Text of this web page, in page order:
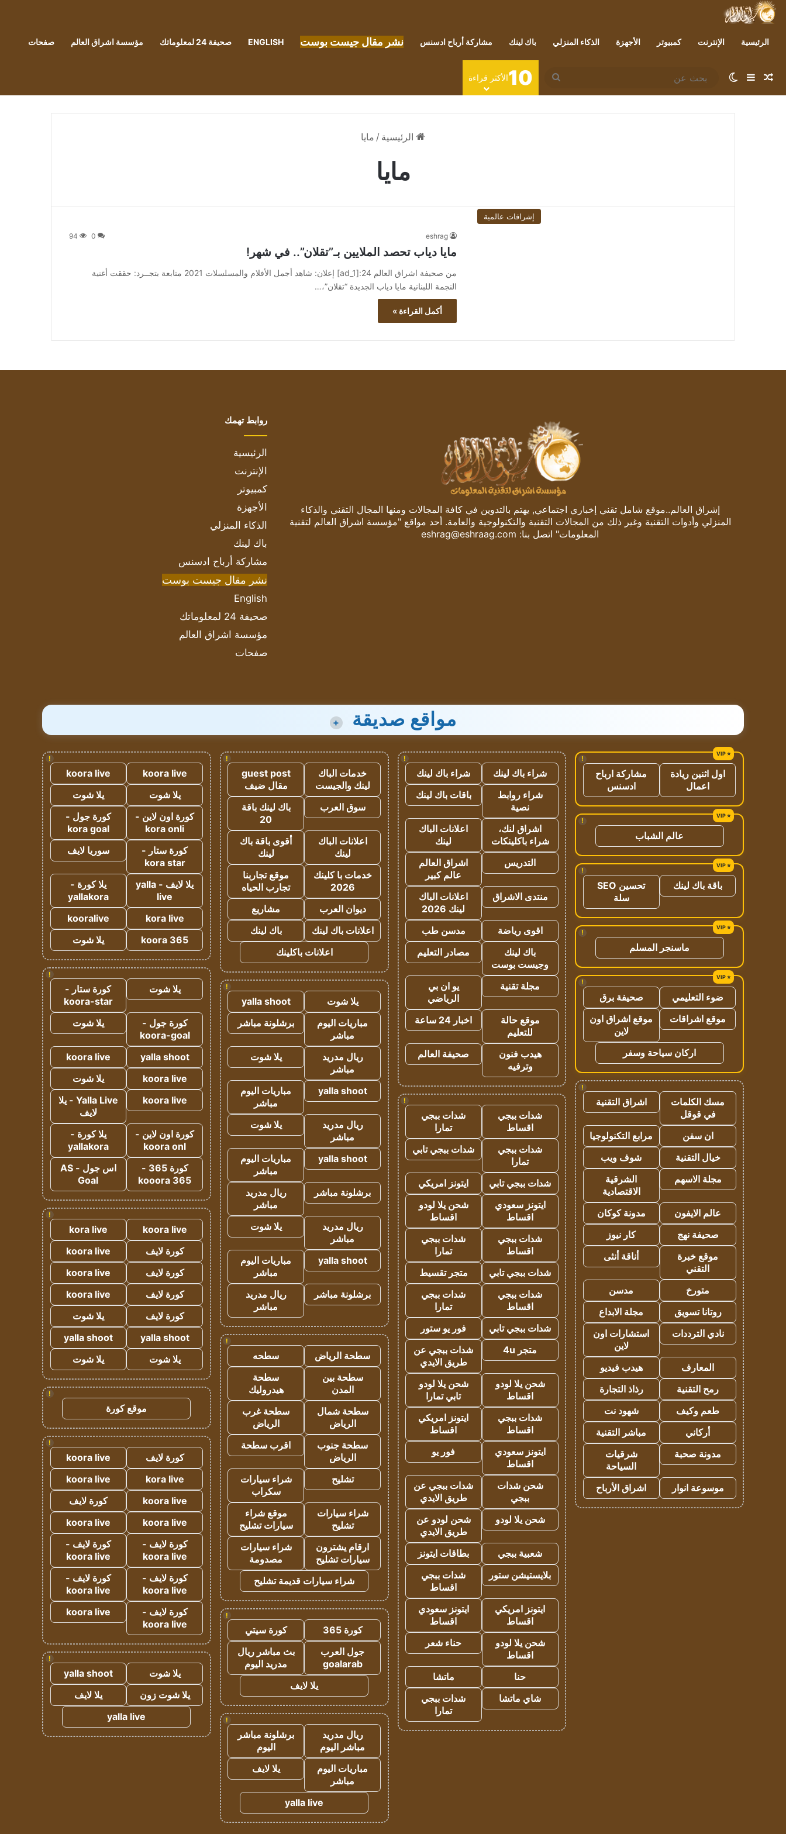
الرئيسية الإنترنت كمبيوتر الأجهزة الذكاء المنزلي باك لينك مشاركة أرباح ادسنس نشر مقال جيست بوست ENGLISH صحيفة 24 لمعلوماتك مؤسسة اشراق العالم صفحات
مقال عشوائي
إضافة عمود جانبي
الوضع المظلم
بحث
عن
10الأكثر قراءة
الرئيسية / مايا
مايا
إشراقات عالمية
eshrag
0
94
مايا دياب تحصد الملايين بـ”تقلان”.. في شهر!
من صحيفة اشراق العالم 24:[ad_1] إعلان: شاهد أجمل الأفلام والمسلسلات 2021 متابعة بتجــرد: حققت أغنية
النجمة اللبنانية مايا دياب الجديدة “تقلان”،…
أكمل القراءة »
إشراق العالم..موقع شامل تقني إخباري اجتماعي, يهتم بالتدوين في كافة المجالات ومنها المجال التقني والذكاء
المنزلي وأدوات التقنية وغير ذلك من المجالات التقنية والتكنولوجية والعامة. أحد مواقع "مؤسسة اشراق العالم لتقنية
المعلومات" اتصل بنا: eshrag@eshraag.com
روابط تهمك
الرئيسية
الإنترنت
كمبيوتر
الأجهزة
الذكاء المنزلي
باك لينك
مشاركة أرباح ادسنس
نشر مقال جيست بوست
English
صحيفة 24 لمعلوماتك
مؤسسة اشراق العالم
صفحات
مواقع صديقة +
!
اول اثنين ريادة
اعمال
مشاركة ارباح
ادسنس
!
عالم الشباب
!
باقة باك لينك
تحسين SEO
سلة
!
ماسنجر المسلم
!
ضوء التعليمي
صحيفة برق
موقع اشراقات
موقع اشراق اون
لاين
اركان سياحة وسفر
!
مسك الكلمات
في قوقل
اشراق التقنية
ان سفن
مرابع التكنولوجيا
خيال التقنية
شوف ويب
مجلة الاسهم
الشرقية
الاقتصادية
عالم الايفون
مدونة كوكان
صحيفة نهج
كار نيوز
موقع خبرة
التقني
أناقة أنثى
متورخ
مدسن
روتانا تسويق
مجلة الابداع
نادي الترددات
استشارات اون
لاين
المعارف
هيدب فيديو
رمح التقنية
رذاذ التجارة
طعم وكيف
شهود نت
أركاني
مباشر التقنية
مدونة صحبة
شرقيات
السياحة
موسوعة انوار
اشراق الأرباح
!
شراء باك لينك
شراء باك لينك
شراء روابط
نصية
باقات باك لينك
اشراق لنك،
شراء باكلينكات
اعلانات الباك
لينك
التدريس
اشراق العالم
عالم كبير
منتدى الاشراق
اعلانات الباك
لينك 2026
اقوى رياضة
مدسن طب
باك لينك
وجيست بوست
مصادر التعليم
مجلة تقنية
يو ان بي
الرياضي
موقع حالة
للتعليم
اخبار 24 ساعة
هيدب فنون
وترفيه
صحيفة العالم
!
شدات ببجي
اقساط
شدات ببجي
تمارا
شدات ببجي
تمارا
شدات ببجي تابي
شدات ببجي تابي
ايتونز امريكي
ايتونز سعودي
اقساط
شحن يلا لودو
اقساط
شدات ببجي
اقساط
شدات ببجي
تمارا
شدات ببجي تابي
متجر تقسيط
شدات ببجي
اقساط
شدات ببجي
تمارا
شدات ببجي تابي
فور يو ستور
متجر 4u
شدات ببجي عن
طريق الايدي
شحن يلا لودو
اقساط
شحن يلا لودو
تابي تمارا
شدات ببجي
اقساط
ايتونز امريكي
اقساط
ايتونز سعودي
اقساط
فور يو
شحن شدات
ببجي
شدات ببجي عن
طريق الايدي
شحن يلا لودو
شحن لودو عن
طريق الايدي
شعبية ببجي
بطاقات ايتونز
بلايستيشن ستور
شدات ببجي
اقساط
ايتونز امريكي
اقساط
ايتونز سعودي
اقساط
شحن يلا لودو
اقساط
حناء شعر
حنا
ماتشا
شاي ماتشا
شدات ببجي
تمارا
!
خدمات الباك
لينك والجيست
guest post
مقال ضيف
سوق العرب
باك لينك باقة
20
اعلانات الباك
لينك
أقوى باقة باك
لينك
خدمات با كلينك
2026
موقع تجاربنا
تجارب الحياه
ديوان العرب
مشاريع
اعلانات باك لينك
باك لينك
اعلانات باكلينك
!
يلا شوت
yalla shoot
مباريات اليوم
مباشر
برشلونة مباشر
ريال مدريد
مباشر
يلا شوت
yalla shoot
مباريات اليوم
مباشر
ريال مدريد
مباشر
يلا شوت
yalla shoot
مباريات اليوم
مباشر
برشلونة مباشر
ريال مدريد
مباشر
ريال مدريد
مباشر
يلا شوت
yalla shoot
مباريات اليوم
مباشر
برشلونة مباشر
ريال مدريد
مباشر
!
سطحة الرياض
سطحه
سطحة بين
المدن
سطحة
هيدروليك
سطحة شمال
الرياض
سطحة غرب
الرياض
سطحة جنوب
الرياض
اقرب سطحة
تشليح
شراء سيارات
سكراب
شراء سيارات
تشليح
موقع شراء
سيارات تشليح
ارقام يشترون
سيارات تشليح
شراء سيارات
مصدومة
شراء سيارات قديمة تشليح
!
كورة 365
كورة سيتي
جول العرب
goalarab
بث مباشر ريال
مدريد اليوم
يلا لايف
!
ريال مدريد
مباشر اليوم
برشلونة مباشر
اليوم
مباريات اليوم
مباشر
يلا لايف
yalla live
!
koora live
koora live
يلا شوت
يلا شوت
كورة اون لاين -
kora onli
كورة جول -
kora goal
كورة ستار -
kora star
سوريا لايف
يلا لايف - yalla
live
يلا كورة -
yallakora
kora live
kooralive
koora 365
يلا شوت
!
يلا شوت
كورة ستار -
koora-star
كورة جول -
koora-goal
يلا شوت
yalla shoot
koora live
koora live
يلا شوت
koora live
Yalla Live - يلا
لايف
كورة اون لاين -
koora onl
يلا كورة -
yallakora
كورة 365 -
kooora 365
اس جول - AS
Goal
!
koora live
kora live
كورة لايف
koora live
كورة لايف
koora live
كورة لايف
koora live
كورة لايف
يلا شوت
yalla shoot
yalla shoot
يلا شوت
يلا شوت
!
موقع كورة
!
كورة لايف
koora live
kora live
koora live
koora live
كورة لايف
koora live
koora live
كورة لايف -
koora live
كورة لايف -
koora live
كورة لايف -
koora live
كورة لايف -
koora live
كورة لايف -
koora live
koora live
!
يلا شوت
yalla shoot
يلا شوت زون
يلا لايف
yalla live